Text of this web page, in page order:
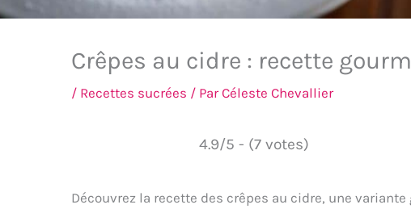
Crêpes au cidre : recette
/ Recettes sucrées / ParCéleste Chevallier
4.9/5 - (7 votes)
Découvrez la recette des crêpes au cidre, une